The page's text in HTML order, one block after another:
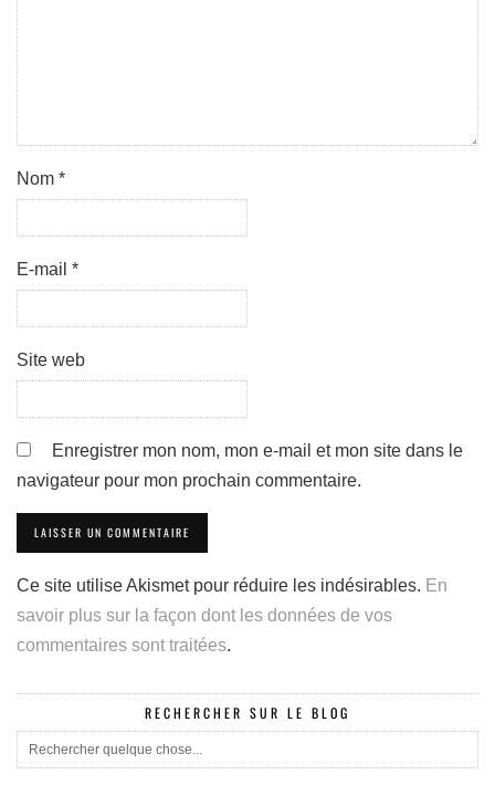
Nom *
E-mail *
Site web
Enregistrer mon nom, mon e-mail et mon site dans le
navigateur pour mon prochain commentaire.
Ce site utilise Akismet pour réduire les indésirables. En
savoir plus sur la façon dont les données de vos
commentaires sont traitées.
RECHERCHER SUR LE BLOG